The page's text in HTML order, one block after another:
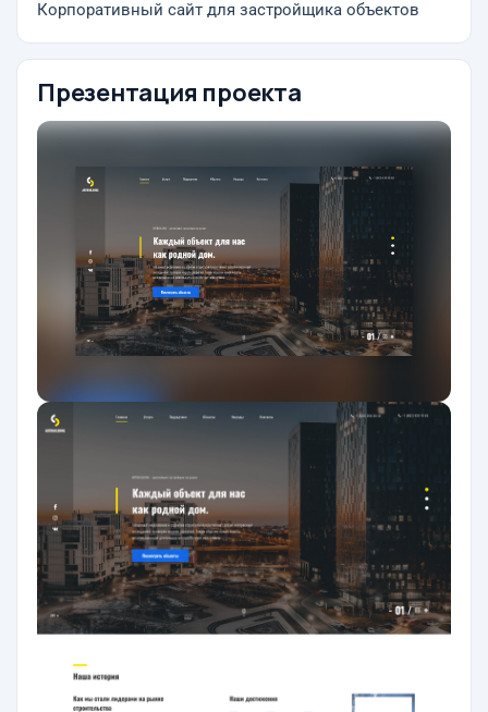
Корпоративный сайт для застройщика объектов
Презентация проекта